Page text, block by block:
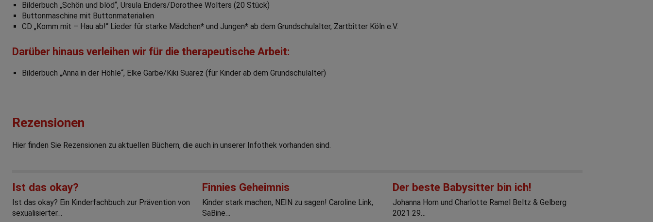
Bilderbuch „Schön und blöd“, Ursula Enders/Dorothee Wolters (20 Stück)
Buttonmaschine mit Buttonmaterialien
CD „Komm mit – Hau ab!“ Lieder für starke Mädchen* und Jungen* ab dem Grundschulalter, Zartbitter Köln e.V.
Darüber hinaus verleihen wir für die therapeutische Arbeit:
Bilderbuch „Anna in der Höhle“, Elke Garbe/Kiki Suärez (für Kinder ab dem Grundschulalter)
Rezensionen
Hier finden Sie Rezensionen zu aktuellen Büchern, die auch in unserer Infothek vorhanden sind.
Ist das okay?
Ist das okay? Ein Kinderfachbuch zur Prävention von
sexualisierter…
Finnies Geheimnis
Kinder stark machen, NEIN zu sagen! Caroline Link,
SaBine…
Der beste Babysitter bin ich!
Johanna Horn und Charlotte Ramel Beltz & Gelberg
2021 29…